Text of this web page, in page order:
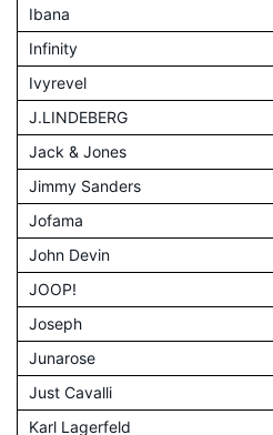
Ibana
Infinity
Ivyrevel
J.LINDEBERG
Jack & Jones
Jimmy Sanders
Jofama
John Devin
JOOP!
Joseph
Junarose
Just Cavalli
Karl Lagerfeld